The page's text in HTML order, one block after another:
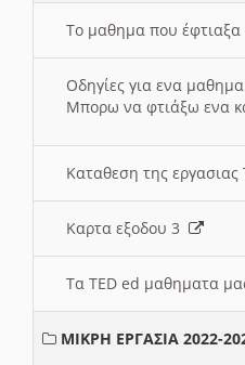
Το μαθημα που έφτιαξα
Οδηγίες για ενα
Μπορω να φτιάξω ενα
Καταθεση της εργασιας
Καρτα εξοδου 3
Τα TED ed μαθηματα
ΜΙΚΡΗ ΕΡΓΑΣΙΑ 2022-